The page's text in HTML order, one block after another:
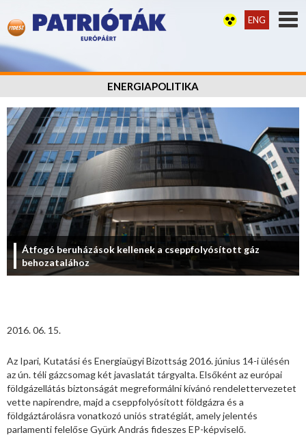
ENG
ENERGIAPOLITIKA
Átfogó beruházások kellenek a cseppfolyósított gáz
behozatalához
2016. 06. 15.
Az Ipari, Kutatási és Energiaügyi Bizottság 2016. június 14-i ülésén
az ún. téli gázcsomag két javaslatát tárgyalta. Elsőként az európai
földgázellátás biztonságát megreformálni kívánó rendelettervezetet
vette napirendre, majd a cseppfolyósított földgázra és a
földgáztárolásra vonatkozó uniós stratégiát, amely jelentés
parlamenti felelőse Gyürk András fideszes EP-képviselő.